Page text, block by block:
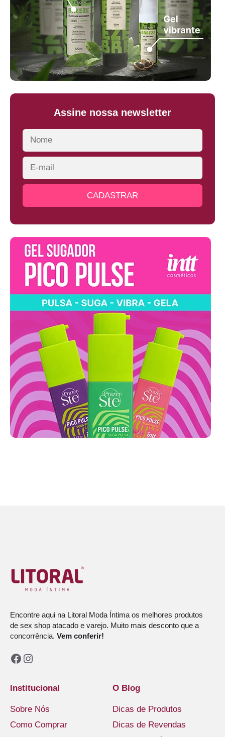
Assine nossa newsletter
Encontre aqui na Litoral Moda Íntima os melhores produtos
de sex shop atacado e varejo. Muito mais desconto que a
concorrência. Vem conferir!
Facebook
Instagram
Institucional
Sobre Nós
Como Comprar
O Blog
Dicas de Produtos
Dicas de Revendas